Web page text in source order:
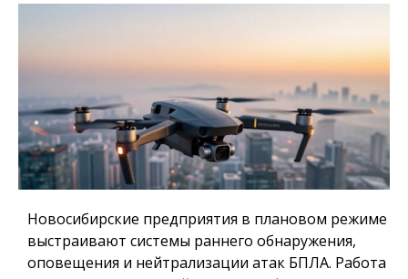
Новосибирские предприятия в плановом режиме
выстраивают системы раннего обнаружения,
оповещения и нейтрализации атак БПЛА. Работа